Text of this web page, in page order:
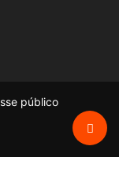
público